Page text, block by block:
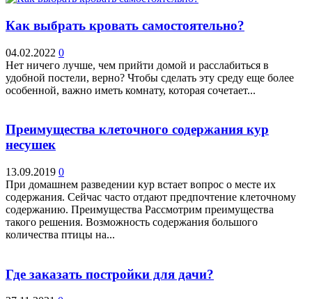
Как выбрать кровать самостоятельно?
04.02.2022 0
Нет ничего лучше, чем прийти домой и расслабиться в
удобной постели, верно? Чтобы сделать эту среду еще более
особенной, важно иметь комнату, которая сочетает...
Преимущества клеточного содержания кур
несушек
13.09.2019 0
При домашнем разведении кур встает вопрос о месте их
содержания. Сейчас часто отдают предпочтение клеточному
содержанию. Преимущества Рассмотрим преимущества
такого решения. Возможность содержания большого
количества птицы на...
Где заказать постройки для дачи?